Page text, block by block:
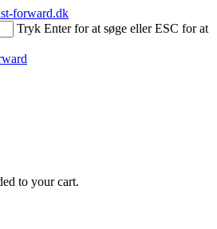
forward.dk
Tryk Enter for at søge eller ESC for at
to your cart.